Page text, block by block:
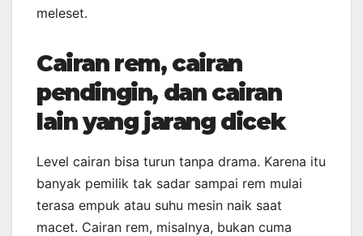
meleset.
Cairan rem, cairan
pendingin, dan cairan
lain yang jarang dicek
Level cairan bisa turun tanpa drama. Karena itu
banyak pemilik tak sadar sampai rem mulai
terasa empuk atau suhu mesin naik saat
macet. Cairan rem, misalnya, bukan cuma